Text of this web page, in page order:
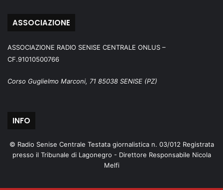
ASSOCIAZIONE
ASSOCIAZIONE RADIO SENISE CENTRALE ONLUS –
CF.91010500766
Corso Guglielmo Marconi, 71 85038 SENISE (PZ)
INFO
© Radio Senise Centrale Testata giornalistica n. 03/012 Registrata
presso il Tribunale di Lagonegro - Direttore Responsabile Nicola
Melfi